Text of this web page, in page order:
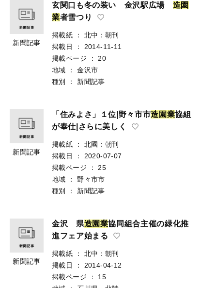
新聞記事
玄関口も冬の装い 金沢駅広場 造園
業者雪つり
掲載紙 ：
北中：朝刊
掲載日
：
2014-11-11
掲載ページ
：
20
地域
：
金沢市
種別
： 新聞記事
新聞記事
「住みよさ」１位|野々市市造園業協組
が奉仕|さらに美しく
掲載紙 ：
北國：朝刊
掲載日
：
2020-07-07
掲載ページ
：
25
地域
：
野々市市
種別
： 新聞記事
新聞記事
金沢 県造園業協同組合主催の緑化推
進フェア始まる
掲載紙 ：
北中：朝刊
掲載日
：
2014-04-12
掲載ページ
：
15